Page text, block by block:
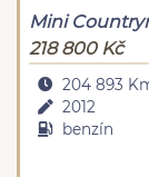
Mini
218 800 Kč
204 893
2012
benzín